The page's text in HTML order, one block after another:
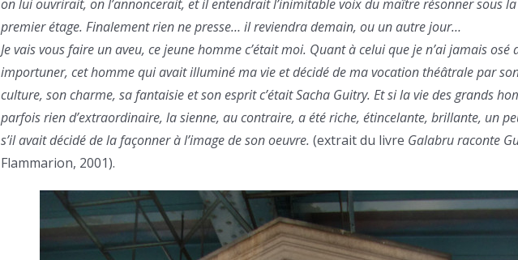
on lui ouvrirait, on l’annoncerait, et il entendrait l’inimitable voix du maître résonner sous
premier étage. Finalement rien ne presse… il reviendra demain, ou un autre jour…
Je vais vous faire un aveu, ce jeune homme c’était moi. Quant à celui que je n’ai jamais osé
importuner, cet homme qui avait illuminé ma vie et décidé de ma vocation théâtrale par
culture, son charme, sa fantaisie et son esprit c’était Sacha Guitry. Et si la vie des grands
parfois rien d’extraordinaire, la sienne, au contraire, a été riche, étincelante, brillante, un
s’il avait décidé de la façonner à l’image de son oeuvre. (extrait du livre Galabru raconte
Flammarion, 2001).